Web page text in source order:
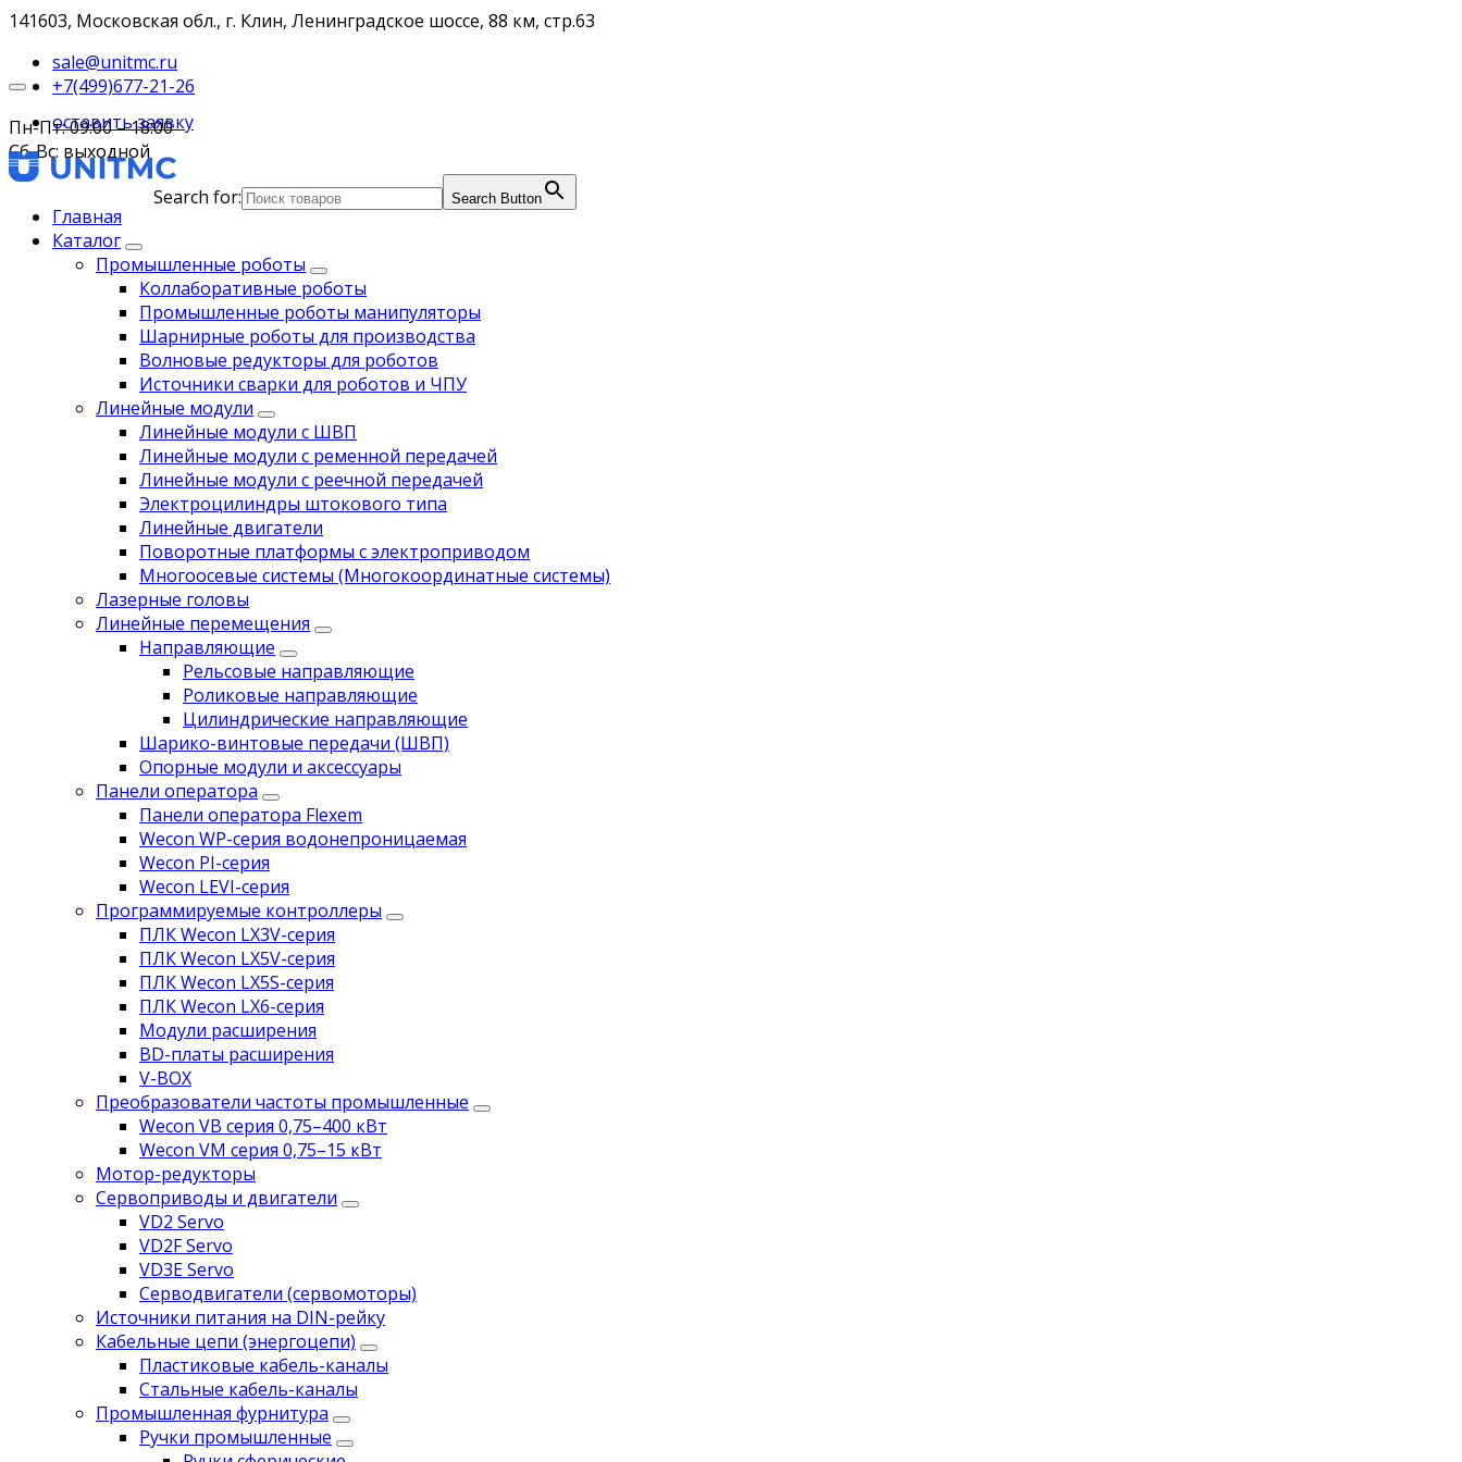
141603, Московская обл., г. Клин, Ленинградское шоссе, 88 км, стр.63
sale@unitmc.ru
+7(499)677-21-26
Пн-Пт: 09:00 – 18:00
Сб-Вс: выходной
Search for:
Search Button
оставить заявку
Главная
Каталог
Промышленные роботы
Коллаборативные роботы
Промышленные роботы манипуляторы
Шарнирные роботы для производства
Волновые редукторы для роботов
Источники сварки для роботов и ЧПУ
Линейные модули
Линейные модули с ШВП
Линейные модули с ременной передачей
Линейные модули с реечной передачей
Электроцилиндры штокового типа
Линейные двигатели
Поворотные платформы с электроприводом
Многоосевые системы (Многокоординатные системы)
Лазерные головы
Линейные перемещения
Направляющие
Рельсовые направляющие
Роликовые направляющие
Цилиндрические направляющие
Шарико-винтовые передачи (ШВП)
Опорные модули и аксессуары
Панели оператора
Панели оператора Flexem
Wecon WP-серия водонепроницаемая
Wecon PI-серия
Wecon LEVI-серия
Программируемые контроллеры
ПЛК Wecon LX3V-серия
ПЛК Wecon LX5V-серия
ПЛК Wecon LX5S-серия
ПЛК Wecon LX6-серия
Модули расширения
BD-платы расширения
V-BOX
Преобразователи частоты промышленные
Wecon VB серия 0,75–400 кВт
Wecon VM серия 0,75–15 кВт
Мотор-редукторы
Сервоприводы и двигатели
VD2 Servo
VD2F Servo
VD3E Servo
Серводвигатели (сервомоторы)
Источники питания на DIN-рейку
Кабельные цепи (энергоцепи)
Пластиковые кабель-каналы
Стальные кабель-каналы
Промышленная фурнитура
Ручки промышленные